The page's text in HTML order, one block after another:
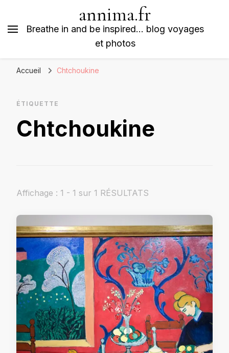
annima.fr
Breathe in and be inspired… blog voyages
et photos
Accueil Chtchoukine
ÉTIQUETTE
Chtchoukine
Affichage : 1 - 1 sur 1 RÉSULTATS